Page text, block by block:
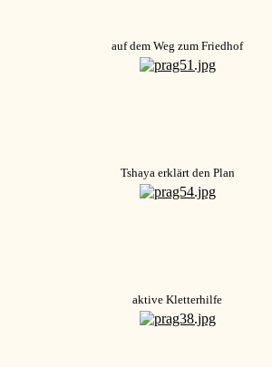
auf dem Weg zum Friedhof
Tshaya erklärt den Plan
aktive Kletterhilfe